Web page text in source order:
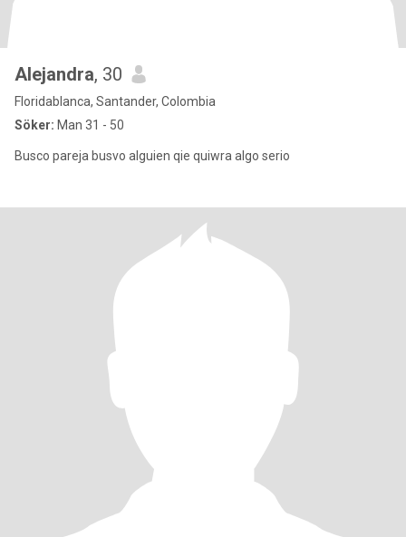
Alejandra, 30
Floridablanca, Santander, Colombia
Söker: Man 31 - 50
Busco pareja busvo alguien qie quiwra algo serio